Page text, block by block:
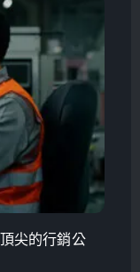
尖的行銷公